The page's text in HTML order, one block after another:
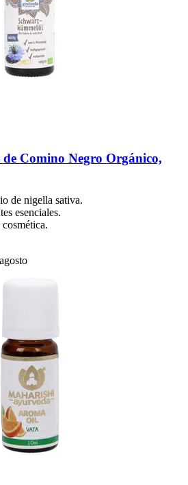
de Comino Negro Orgánico,
de nigella sativa.
esenciales.